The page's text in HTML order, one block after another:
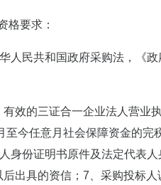
格要求：
人民共和国政府采购法，《
效的三证合一企业法人营业
至今任意月社会保障资金的
身份证明书原件及法定代表
出具的资信；7、采购投标